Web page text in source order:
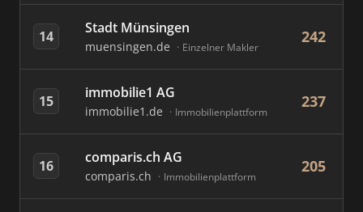
14 Stadt Münsingen
muensingen.de Einzelner Makler
242
15 immobilie1 AG
immobilie1.de Immobilienplattform
237
16 comparis.ch AG
comparis.ch Immobilienplattform
205